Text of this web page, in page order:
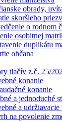
obrady,
skoršieho
o rodnom
osobitnej
duplikátu
občana
tlačív z.č. 25/
konanie
konanie
a jednoduché
a udržiavacie
na povolenie